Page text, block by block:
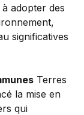
adopter des
significatives
Terres
la mise en
qui